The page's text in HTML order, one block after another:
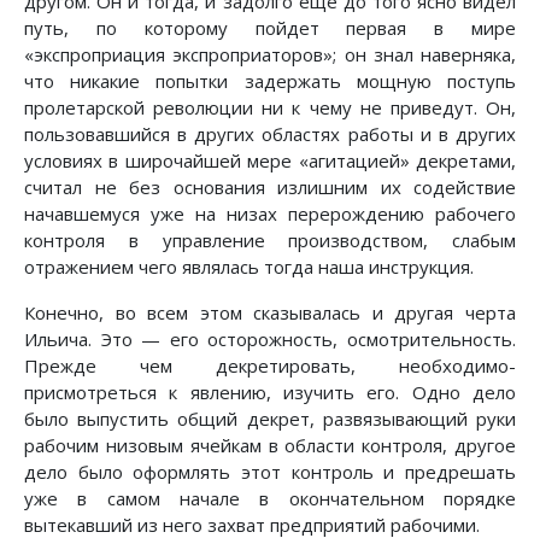
путь, по которому пойдет первая в мире
«экспроприация экспроприаторов»; он знал наверняка,
что никакие попытки задержать мощную поступь
пролетарской революции ни к чему не приведут. Он,
пользовавшийся в других областях работы и в других
условиях в широчайшей мере «агитацией» декретами,
считал не без основания излишним их содействие
начавшемуся уже на низах перерождению рабочего
контроля в управление производством, слабым
отражением чего являлась тогда наша инструкция.
Конечно, во всем этом сказывалась и другая черта
Ильича. Это — его осторожность, осмотрительность.
Прежде чем декретировать, необходимо-
присмотреться к явлению, изучить его. Одно дело
было выпустить общий декрет, развязывающий руки
рабочим низовым ячейкам в области контроля, другое
дело было оформлять этот контроль и предрешать
уже в самом начале в окончательном порядке
вытекавший из него захват предприятий рабочими.